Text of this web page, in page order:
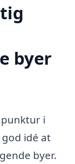
byer
i
idé at
byer.